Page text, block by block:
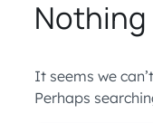
Nothing
It seems we
Perhaps